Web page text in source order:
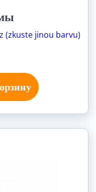
(zkuste jinou barvu)